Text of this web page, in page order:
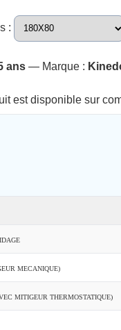
:
ans— Marque :
est disponible sur
MECANIQUE)
MITIGEUR THERMOSTATIQUE)